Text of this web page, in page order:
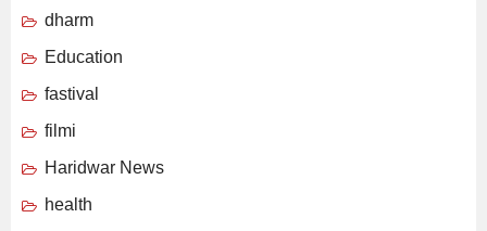
dharm
Education
fastival
filmi
Haridwar News
health